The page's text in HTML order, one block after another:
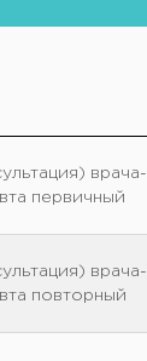
врача-
первичный
врача-
повторный